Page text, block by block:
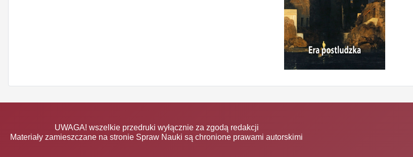
UWAGA! wszelkie przedruki wyłącznie za zgodą redakcji
Materiały zamieszczane na stronie Spraw Nauki są chronione prawami autorskimi